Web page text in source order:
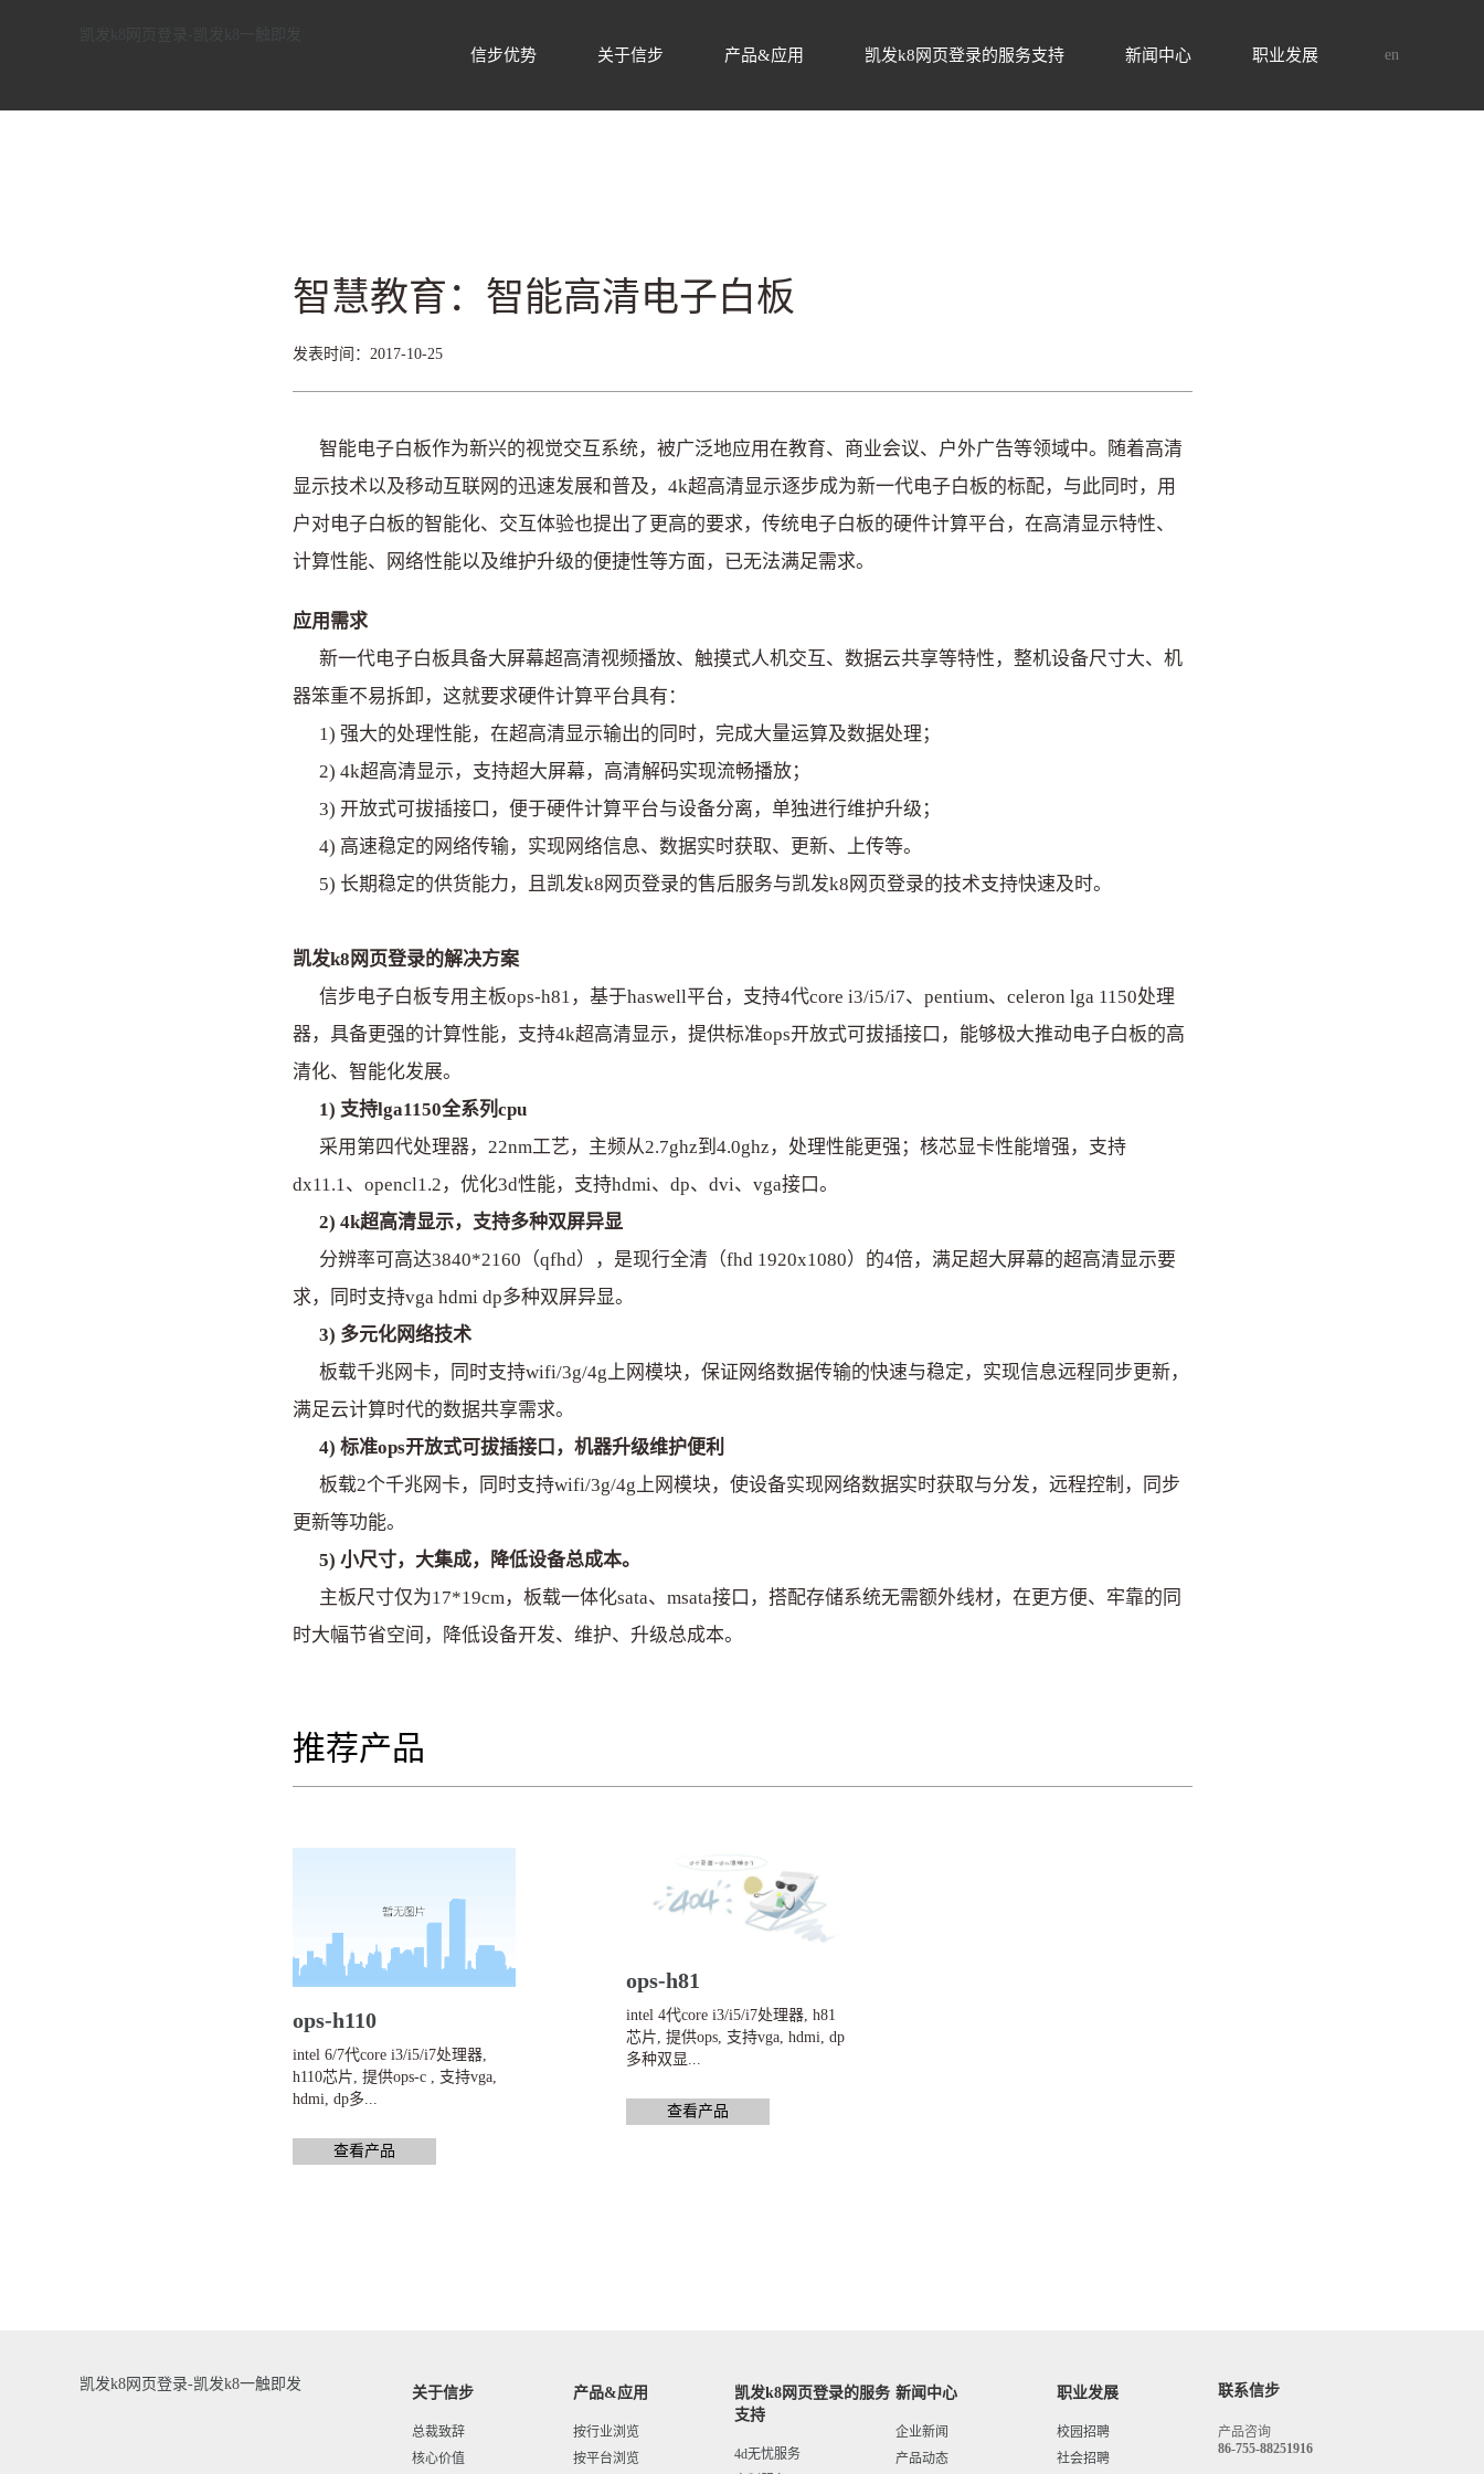
en
信步优势 关于信步 产品&应用 凯发k8网页登录的服务支持 新闻中心 职业发展
智慧教育：智能高清电子白板
发表时间：2017-10-25
智能电子白板作为新兴的视觉交互系统，被广泛地应用在教育、商业会议、户外广告等领域中。随着高清
显示技术以及移动互联网的迅速发展和普及，4k超高清显示逐步成为新一代电子白板的标配，与此同时，用
户对电子白板的智能化、交互体验也提出了更高的要求，传统电子白板的硬件计算平台，在高清显示特性、
计算性能、网络性能以及维护升级的便捷性等方面，已无法满足需求。
应用需求
新一代电子白板具备大屏幕超高清视频播放、触摸式人机交互、数据云共享等特性，整机设备尺寸大、机
器笨重不易拆卸，这就要求硬件计算平台具有：
1) 强大的处理性能，在超高清显示输出的同时，完成大量运算及数据处理；
2) 4k超高清显示，支持超大屏幕，高清解码实现流畅播放；
3) 开放式可拔插接口，便于硬件计算平台与设备分离，单独进行维护升级；
4) 高速稳定的网络传输，实现网络信息、数据实时获取、更新、上传等。
5) 长期稳定的供货能力，且凯发k8网页登录的售后服务与凯发k8网页登录的技术支持快速及时。
凯发k8网页登录的解决方案
信步电子白板专用主板ops-h81，基于haswell平台，支持4代core i3/i5/i7、pentium、celeron lga 1150处理
器，具备更强的计算性能，支持4k超高清显示，提供标准ops开放式可拔插接口，能够极大推动电子白板的高
清化、智能化发展。
1) 支持lga1150全系列cpu
采用第四代处理器，22nm工艺，主频从2.7ghz到4.0ghz，处理性能更强；核芯显卡性能增强，支持
dx11.1、opencl1.2，优化3d性能，支持hdmi、dp、dvi、vga接口。
2) 4k超高清显示，支持多种双屏异显
分辨率可高达3840*2160（qfhd），是现行全清（fhd 1920x1080）的4倍，满足超大屏幕的超高清显示要
求，同时支持vga hdmi dp多种双屏异显。
3) 多元化网络技术
板载千兆网卡，同时支持wifi/3g/4g上网模块，保证网络数据传输的快速与稳定，实现信息远程同步更新，
满足云计算时代的数据共享需求。
4) 标准ops开放式可拔插接口，机器升级维护便利
板载2个千兆网卡，同时支持wifi/3g/4g上网模块，使设备实现网络数据实时获取与分发，远程控制，同步
更新等功能。
5) 小尺寸，大集成，降低设备总成本。
主板尺寸仅为17*19cm，板载一体化sata、msata接口，搭配存储系统无需额外线材，在更方便、牢靠的同
时大幅节省空间，降低设备开发、维护、升级总成本。
推荐产品
ops-h110
intel 6/7代core i3/i5/i7处理器,
h110芯片, 提供ops-c , 支持vga,
hdmi, dp多...
查看产品
ops-h81
intel 4代core i3/i5/i7处理器, h81
芯片, 提供ops, 支持vga, hdmi, dp
多种双显...
查看产品
凯发k8网页登录-凯发k8一触即发
关于信步
总裁致辞
核心价值
产品&应用
按行业浏览
按平台浏览
凯发k8网页登录的服务
支持
4d无忧服务
新闻中心
企业新闻
产品动态
职业发展
校园招聘
社会招聘
联系信步
产品咨询
86-755-88251916